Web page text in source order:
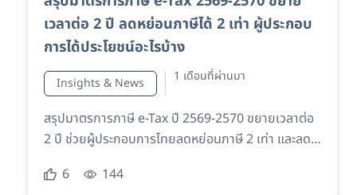
VRCOMM, Netpoleon Thailand และ
Varonis จัดสัมมนา “Modern Data &
Identity Protection” รับมือความท้าทาย
ด้านข้อมูลในยุค AI และ Quantum
Insights & News 2 เดือนที่ผ่านมา
6 136